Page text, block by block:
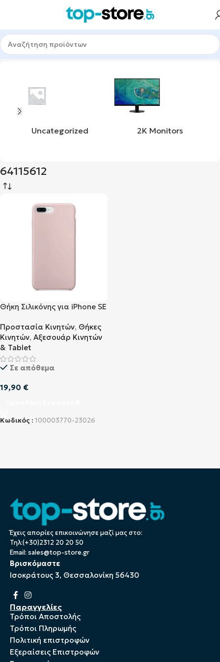
Αρχική σελίδα Προϊόν upc 64115612
Uncategorized 2K Monitors
64115612
Θήκη Σιλικόνης για iPhone SE
Προστασία Κινητών, Θήκες
Κινητών, Αξεσουάρ Κινητών
& Tablet
Σε απόθεμα
19,90 €
Κωδικός : 100003770-23026
Έχεις απορίες επικοινώνησε μαζί μας στο:
Τηλ:(+30)2312 20 20 50
Email: sales@top-store.gr
Βρισκόμαστε
Ισοκράτους 3, Θεσσαλονίκη 56430
Παραγγελίες
Τρόποι Αποστολής
Τρόποι Πληρωμής
Πολιτική επιστροφών
Εξεραίσεις Επιστροφών